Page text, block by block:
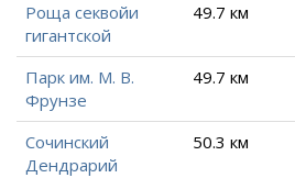
Роща секвойи
гигантской
49.7 км
Парк им. М. В.
Фрунзе
49.7 км
Сочинский
Дендрарий
50.3 км